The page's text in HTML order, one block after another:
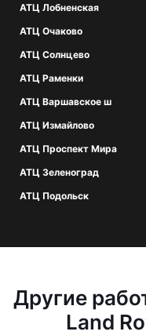
АТЦ Лобненская
АТЦ Очаково
АТЦ Солнцево
АТЦ Раменки
АТЦ Варшавское ш
АТЦ Измайлово
АТЦ Проспект Мира
АТЦ Зеленоград
АТЦ Подольск
Другие
Land